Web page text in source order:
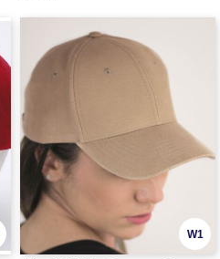
W1